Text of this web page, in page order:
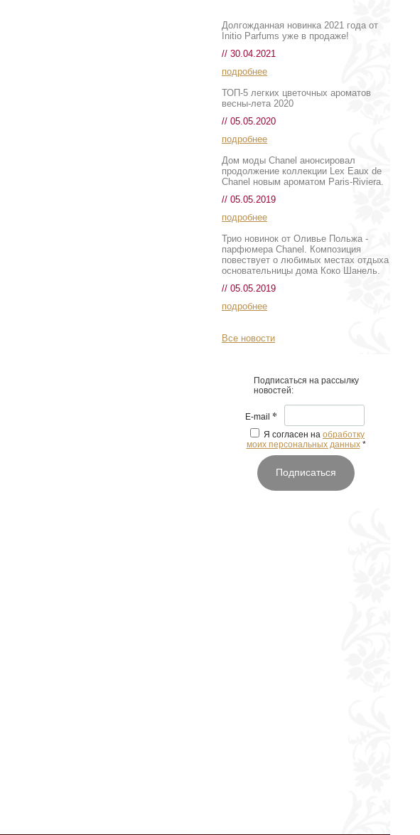
Долгожданная новинка 2021 года от
Initio Parfums уже в продаже!
// 30.04.2021
подробнее
ТОП-5 легких цветочных ароматов
весны-лета 2020
// 05.05.2020
подробнее
Дом моды Chanel анонсировал
продолжение коллекции Lex Eaux de
Chanel новым ароматом Paris-Riviera.
// 05.05.2019
подробнее
Трио новинок от Оливье Польжа -
парфюмера Chanel. Композиция
повествует о любимых местах отдыха
основательницы дома Коко Шанель.
// 05.05.2019
подробнее
Все новости
Подписаться на рассылку
новостей:
E-mail *
Я согласен на обработку
моих персональных данных *
Подписаться